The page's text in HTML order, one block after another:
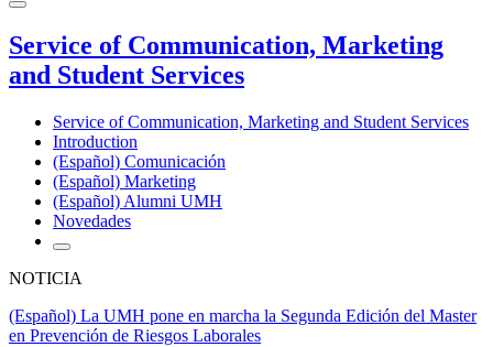
Service of Communication, Marketing
and Student Services
Service of Communication, Marketing and Student Services
Introduction
(Español) Comunicación
(Español) Marketing
(Español) Alumni UMH
Novedades
NOTICIA
(Español) La UMH pone en marcha la Segunda Edición del Master
en Prevención de Riesgos Laborales